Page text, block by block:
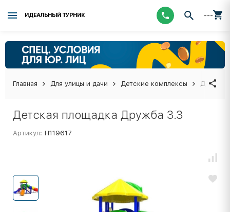
ИДЕАЛЬНЫЙ ТУРНИК ---
Главная Для улицы и дачи Детские комплексы
Детская площадка Дружба 3.3
Артикул: Н119617